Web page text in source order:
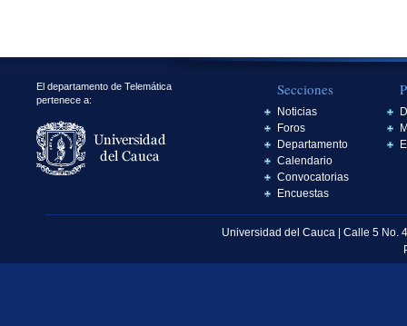
El departamento de Telemática
pertenece a:
Secciones
Noticias
Foros
Departamento
Calendario
Convocatorias
Encuestas
Universidad del Cauca | Calle 5 No.